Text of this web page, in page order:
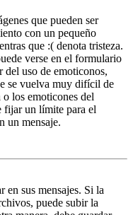
que pueden ser
con un pequeño
que :( denota tristeza.
verse en el formulario
del uso de emoticonos,
se vuelva muy difícil de
los emoticones del
fijar un límite para el
un mensaje.
en sus mensajes. Si la
puede subir la